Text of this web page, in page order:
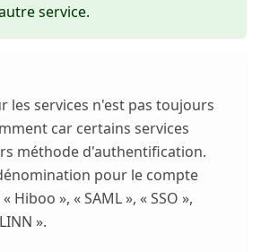
service.
les services n'est pas toujours
car certains services
méthode d'authentification.
pour le compte
Hiboo », « SAML », « SSO »,
».